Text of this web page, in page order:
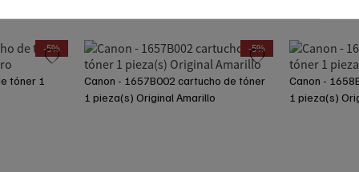
-5%
tóner 1
-5%
Canon - 1657B002 cartucho de tóner
1 pieza(s) Original Amarillo
favorite
Canon -
1 pieza(s)